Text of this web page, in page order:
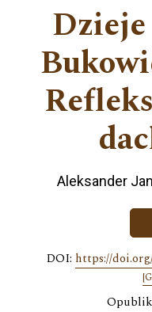
Dzieje
Aleksander
DOI: https://